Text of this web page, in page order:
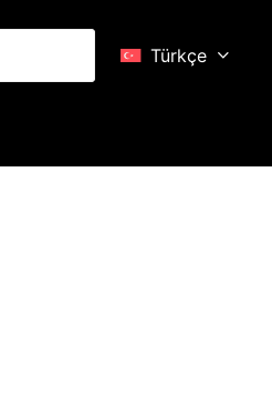
Türkçe